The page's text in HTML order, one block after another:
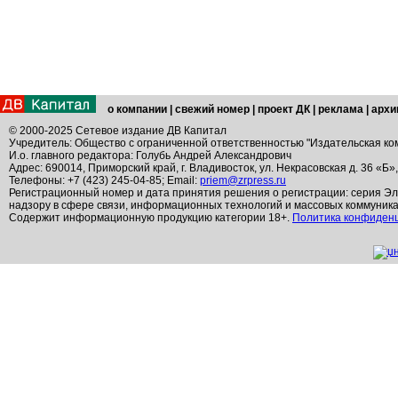
о компании свежий номер проект ДК реклама
© 2000-2025 Сетевое издание ДВ Капитал
Учредитель: Общество с ограниченной ответственностью "Издательская
И.о. главного редактора: Голубь Андрей Александрович
Адрес: 690014, Приморский край, г. Владивосток, ул. Некрасовская д. 36
Телефоны: +7 (423) 245-04-85; Email: priem@zrpress.ru
Регистрационный номер и дата принятия решения о регистрации: серия
надзору в сфере связи, информационных технологий и массовых
Содержит информационную продукцию категории 18+. Политика